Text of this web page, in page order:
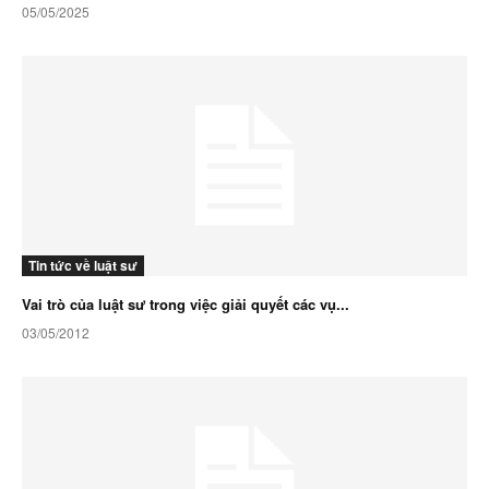
05/05/2025
Tin tức về luật sư
Vai trò của luật sư trong việc giải quyết các vụ...
03/05/2012